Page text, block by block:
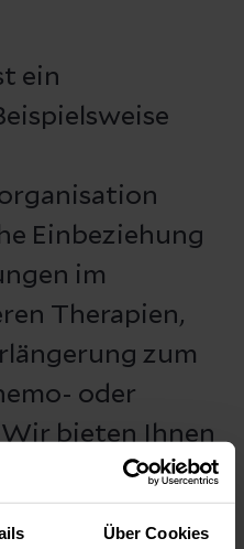
Über Cookies
ein
Einbeziehung
im
Therapien,
zum
oder
bieten Ihnen